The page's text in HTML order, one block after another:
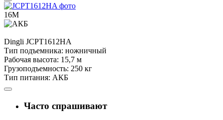
16М
Dingli JCPT1612HA
Тип подъемника: ножничный
Рабочая высота: 15,7 м
Грузоподъемность: 250 кг
Тип питания: АКБ
Часто спрашивают